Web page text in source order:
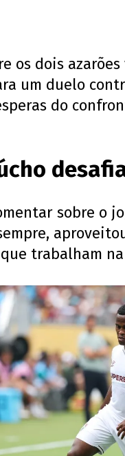
os dois
um duelo
do
sobre o
trabalham na